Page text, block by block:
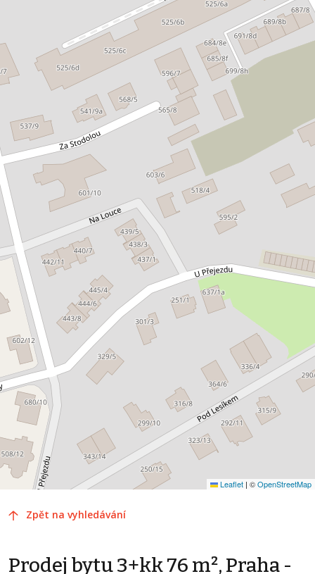
Leaflet | ©OpenStreetMap
Zpět na vyhledávání
Prodej bytu 3+kk 76 m², Praha -